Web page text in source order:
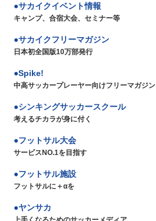
サカイクイベント情報
キャンプ、合宿大会、セミナー等
サカイクフリーマガジン
日本初全国版10万部発行
Spike!
中高サッカープレーヤー向けフリーマガジン
シンキングサッカースクール
考えるチカラが身に付く
フットサル大会
サービスNO.1を目指す
フットサル施設
フットサルに＋αを
ヤンサカ